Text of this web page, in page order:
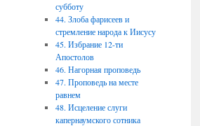
субботу
44. Злоба фарисеев и
стремление народа к Иисусу
45. Избрание 12-ти
Апостолов
46. Нагорная проповедь
47. Проповедь на месте
равнем
48. Исцеление слуги
капернаумского сотника